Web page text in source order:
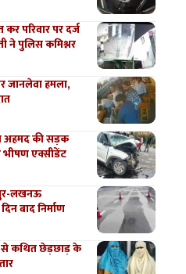
परिवार पर दर्ज
ने पुलिस कमिश्नर
जानलेवा हमला,
अहमद की सड़क
भीषण एक्सीडेंट
लखनऊ
बाद निर्माण
से कथित छेड़छाड़ के